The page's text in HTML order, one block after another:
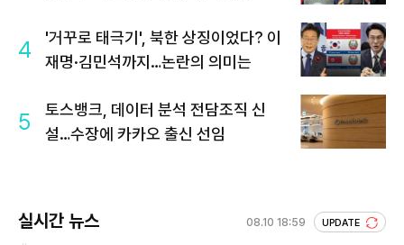
4
'거꾸로 태극기', 북한 상징이었다? 이
재명·김민석까지…논란의 의미는
5
토스뱅크, 데이터 분석 전담조직 신
설…수장에 카카오 출신 선임
실시간 뉴스 08.10 18:59 UPDATE